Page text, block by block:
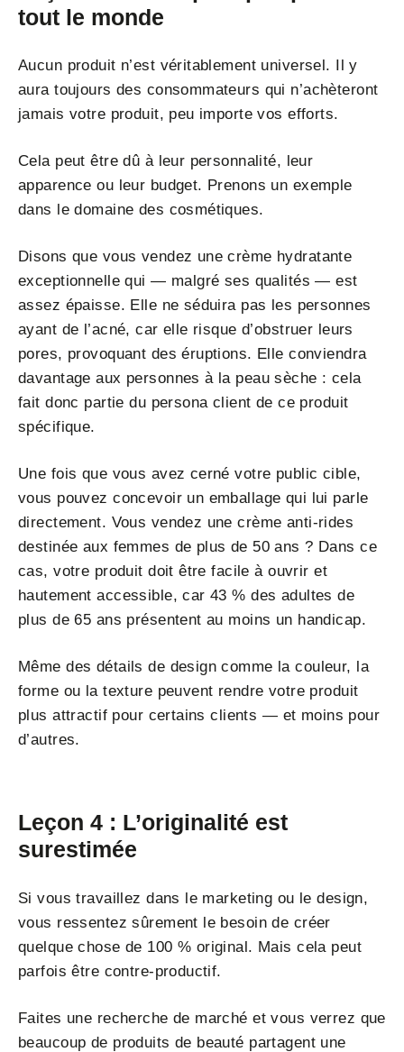
tout le monde
Aucun produit n’est véritablement universel. Il y
aura toujours des consommateurs qui n’achèteront
jamais votre produit, peu importe vos efforts.
Cela peut être dû à leur personnalité, leur
apparence ou leur budget. Prenons un exemple
dans le domaine des cosmétiques.
Disons que vous vendez une crème hydratante
exceptionnelle qui — malgré ses qualités — est
assez épaisse. Elle ne séduira pas les personnes
ayant de l’acné, car elle risque d’obstruer leurs
pores, provoquant des éruptions. Elle conviendra
davantage aux personnes à la peau sèche : cela
fait donc partie du persona client de ce produit
spécifique.
Une fois que vous avez cerné votre public cible,
vous pouvez concevoir un emballage qui lui parle
directement. Vous vendez une crème anti-rides
destinée aux femmes de plus de 50 ans ? Dans ce
cas, votre produit doit être facile à ouvrir et
hautement accessible, car 43 % des adultes de
plus de 65 ans présentent au moins un handicap.
Même des détails de design comme la couleur, la
forme ou la texture peuvent rendre votre produit
plus attractif pour certains clients — et moins pour
d’autres.
Leçon 4 : L’originalité est
surestimée
Si vous travaillez dans le marketing ou le design,
vous ressentez sûrement le besoin de créer
quelque chose de 100 % original. Mais cela peut
parfois être contre-productif.
Faites une recherche de marché et vous verrez que
beaucoup de produits de beauté partagent une